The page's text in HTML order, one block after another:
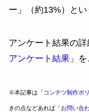
ー」（約13%）とい
アンケート結果の詳
アンケート結果 」
※本記事は「 コンテツ制作ポ
きの点などあれば「 お問い合